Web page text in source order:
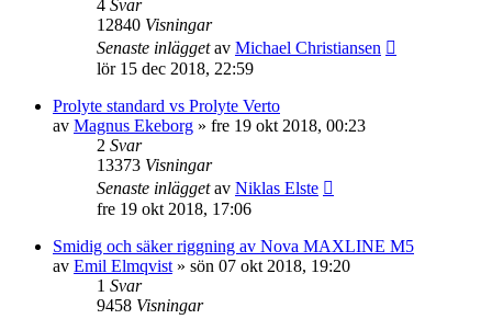
4 Svar
12840 Visningar
Senaste inläggetav Michael Christiansen
lör 15 dec 2018, 22:59
Prolyte standard vs Prolyte Verto
av Magnus Ekeborg » fre 19 okt 2018, 00:23
2 Svar
13373 Visningar
Senaste inläggetav Niklas Elste
fre 19 okt 2018, 17:06
Smidig och säker riggning av Nova MAXLINE M5
av Emil Elmqvist » sön 07 okt 2018, 19:20
1 Svar
9458 Visningar